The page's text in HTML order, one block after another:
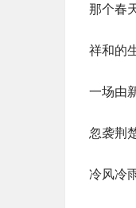
那个春
祥和的
一场由
忽袭荆
冷风冷